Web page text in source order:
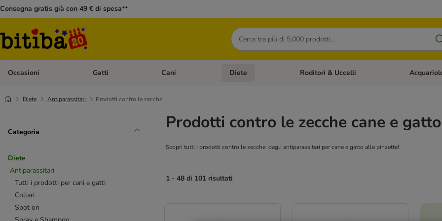
Consegna gratis già con 49 € di spesa**
Cerca
Occasioni Apri Menù Categoria: Occasioni
Gatti Apri Menù Categoria: Gatti
Cani Apri Menù Categoria: Cani
Diete Apri Menù Categoria: Diete
Roditori & Uccelli Apri Menù
Diete Antiparassitari Prodotti contro le zecche
Categoria
Diete
Antiparassitari
Tutti i prodotti per cani e gatti
Collari
Spot on
Prodotti contro le zecche cane e gatto
Scopri tutti i prodotti contro le zecche: dagli antiparassitari per cane e gatto alle pinzette!
1 - 48 di 101 risultati